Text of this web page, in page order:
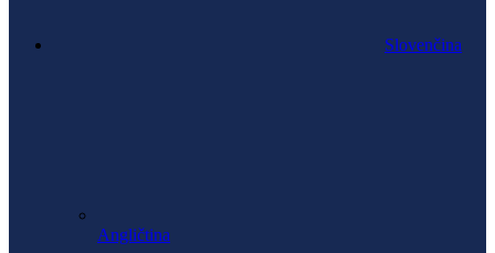
Slovenčina
Angličtina